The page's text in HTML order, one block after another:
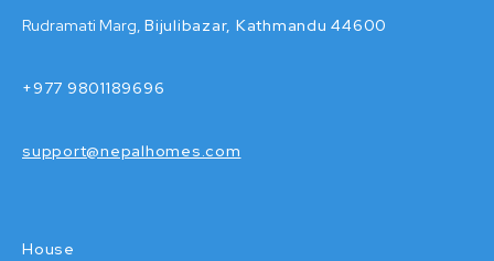
Rudramati Marg, Bijulibazar, Kathmandu 44600
+977 9801189696
support@nepalhomes.com
House